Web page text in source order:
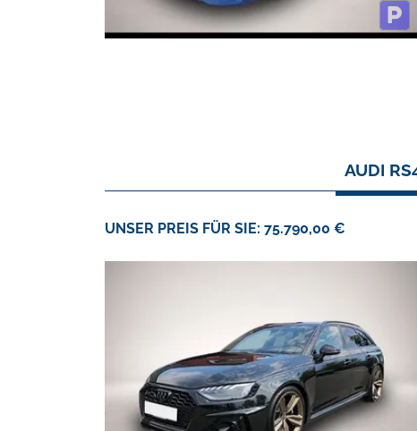
AUDI
UNSER PREIS FÜR SIE: 75.790,00 €